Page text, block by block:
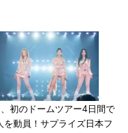
初のドームツアー4日間で
を動員！サプライズ日本フ